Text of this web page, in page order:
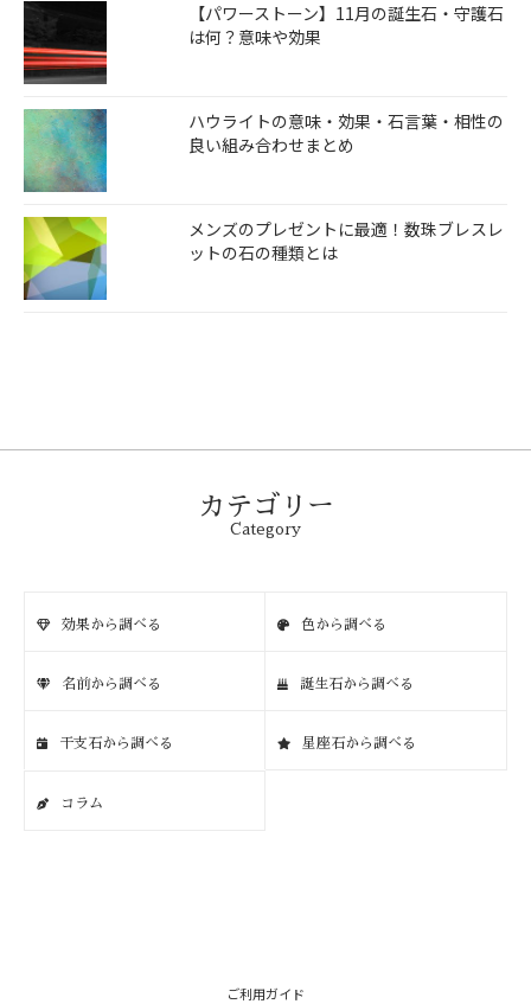
【パワーストーン】11月の誕生石・守護石
は何？意味や効果
ハウライトの意味・効果・石言葉・相性の
良い組み合わせまとめ
メンズのプレゼントに最適！数珠ブレスレ
ットの石の種類とは
カテゴリー
Category
効果から調べる 色から調べる
名前から調べる 誕生石から調べる
干支石から調べる 星座石から調べる
コラム
ご利用ガイド